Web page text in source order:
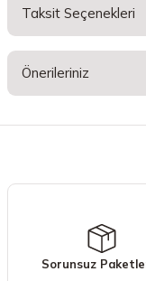
Taksit Seçenekleri
Önerileriniz
Ürün açıklamasında
Ürün bilgilerinde
Sorunsuz